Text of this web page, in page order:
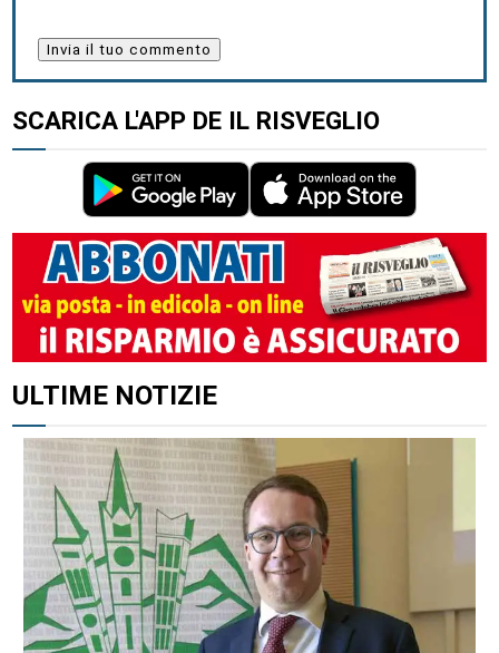
SCARICA L'APP DE IL RISVEGLIO
ALTRI ARTICOLI DI QUESTO AUTORE